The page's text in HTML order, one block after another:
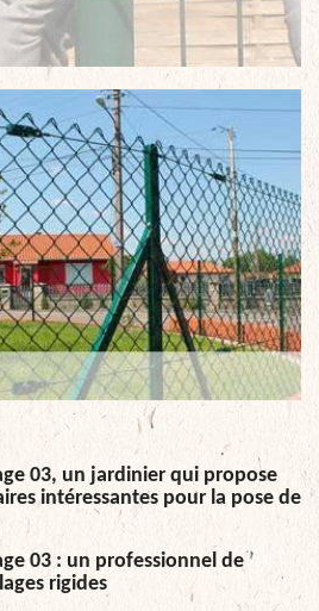
03, un jardinier qui propose
intéressantes pour la pose de
03 : un professionnel de
rigides